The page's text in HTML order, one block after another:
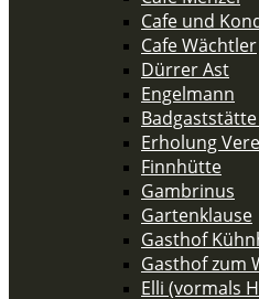
Cafe und
Cafe Wächtler
Dürrer Ast
Engelmann
Erholung
Finnhütte
Gambrinus
Gartenklause
Gasthof
Gasthof zum
Elli (vormals